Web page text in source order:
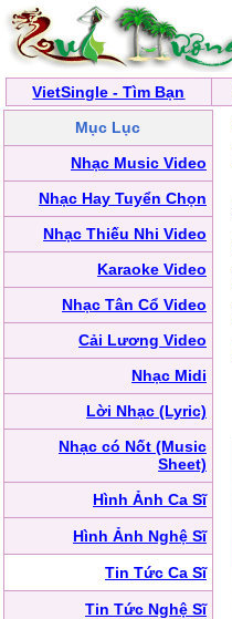
VietSingle - Tìm Bạn
Mục Lục
Nhạc Music Video
Nhạc Hay Tuyển Chọn
Nhạc Thiếu Nhi Video
Karaoke Video
Nhạc Tân Cổ Video
Cải Lương Video
Nhạc Midi
Lời Nhạc (Lyric)
Nhạc có Nốt (Music
Sheet)
Hình Ảnh Ca Sĩ
Hình Ảnh Nghệ Sĩ
Tin Tức Ca Sĩ
Tin Tức Nghệ Sĩ